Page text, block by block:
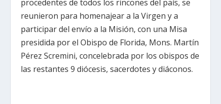
procedentes de todos los rincones del país, se
reunieron para homenajear a la Virgen y a
participar del envío a la Misión, con una Misa
presidida por el Obispo de Florida, Mons. Martín
Pérez Scremini, concelebrada por los obispos de
las restantes 9 diócesis, sacerdotes y diáconos.